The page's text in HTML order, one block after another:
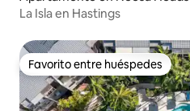
La Isla en Hastings
Favorito entre huéspedes
Favorito entre huéspedes